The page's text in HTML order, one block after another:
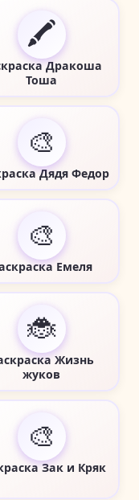
🖍️
Дракоша
Тоша
🎨
Дядя Федор
🎨
Емеля
🐞
Жизнь
жуков
🎨
Зак и Кряк